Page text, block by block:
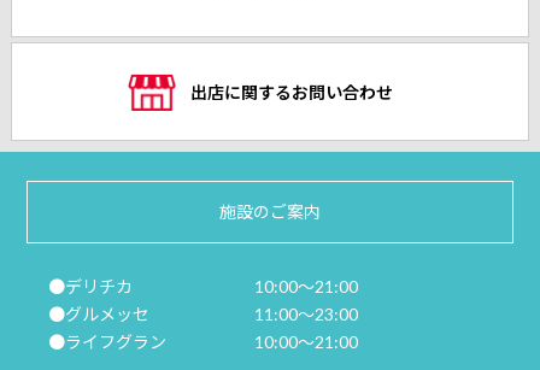
出店に関するお問い合わせ
施設のご案内
●デリチカ
10:00～21:00
●グルメッセ
11:00～23:00
●ライフグラン
10:00～21:00